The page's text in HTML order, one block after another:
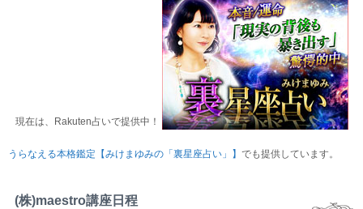
現在は、Rakuten占いで提供中！
うらなえる本格鑑定【みけまゆみの「裏星座占い」】 でも提供しています。
(株)maestro講座日程